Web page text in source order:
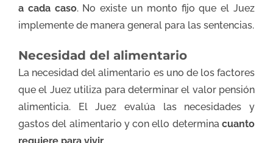
a cada caso. No existe un monto fijo que el Juez
implemente de manera general para las sentencias.
Necesidad del alimentario
La necesidad del alimentario es uno de los factores
que el Juez utiliza para determinar el valor pensión
alimenticia. El Juez evalúa las necesidades y
gastos del alimentario y con ello determina cuanto